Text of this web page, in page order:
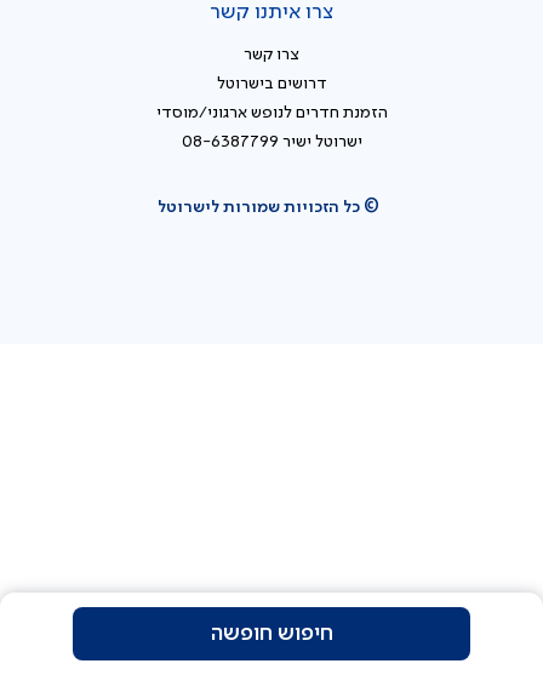
צרו איתנו קשר
צרו קשר
דרושים בישרוטל
הזמנת חדרים לנופש ארגוני/מוסדי
ישרוטל ישיר 08-6387799
© כל הזכויות שמורות לישרוטל
חיפוש חופשה